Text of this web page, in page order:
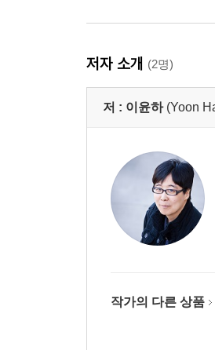
저자 소개 (2명)
저 : 이윤하 (Yoon
작가의 다른 상품